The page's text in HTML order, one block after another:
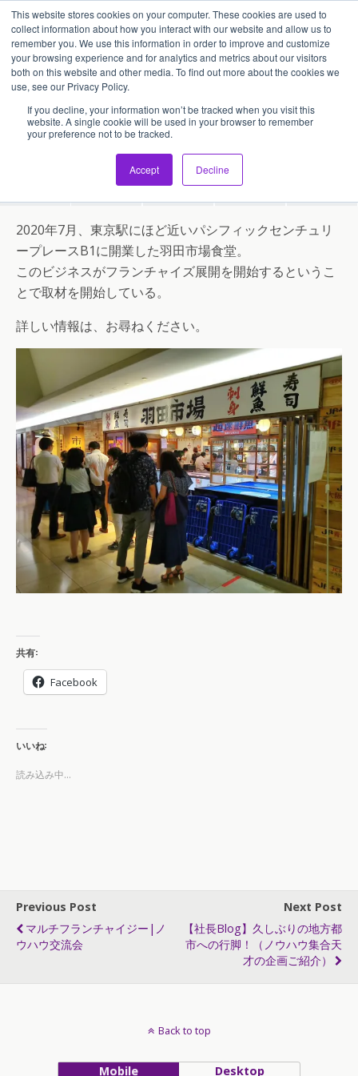
This website stores cookies on your computer. These cookies are used to
collect information about how you interact with our website and allow us to
remember you. We use this information in order to improve and customize
your browsing experience and for analytics and metrics about our visitors
both on this website and other media. To find out more about the cookies we
use, see our Privacy Policy.
If you decline, your information won’t be tracked when you visit this
website. A single cookie will be used in your browser to remember
your preference not to be tracked.
Accept Decline
アセンティア・ホールディングス(AssentiaHoldings)
羽田市場フランチャイズ
Tweet Pin
2020年7月、東京駅にほど近いパシフィックセンチュリ
ープレースB1に開業した羽田市場食堂。
このビジネスがフランチャイズ展開を開始するというこ
とで取材を開始している。
詳しい情報は、お尋ねください。
共有:
Facebook
いいね:
読み込み中...
Previous Post
マルチフランチャイジー|ノ
ウハウ交流会
Next Post
【社長Blog】久しぶりの地方都
市への行脚！（ノウハウ集合天
才の企画ご紹介）
Back to top
Mobile Desktop